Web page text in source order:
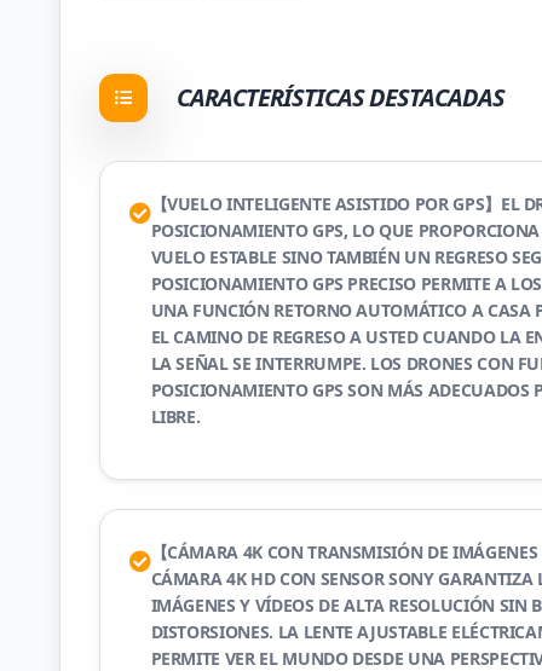
CARACTERÍSTICAS DESTACADAS
【VUELO INTELIGENTE ASISTIDO POR GPS】EL
POSICIONAMIENTO GPS, LO QUE
VUELO ESTABLE SINO TAMBIÉN UN REGRESO
POSICIONAMIENTO GPS PRECISO PERMITE A
UNA FUNCIÓN RETORNO AUTOMÁTICO A CASA
EL CAMINO DE REGRESO A USTED CUANDO LA
LA SEÑAL SE INTERRUMPE. LOS DRONES CON
POSICIONAMIENTO GPS SON MÁS ADECUADOS
LIBRE.
【CÁMARA 4K CON TRANSMISIÓN DE IMÁGENES
CÁMARA 4K HD CON SENSOR SONY GARANTIZA
IMÁGENES Y VÍDEOS DE ALTA RESOLUCIÓN SIN
DISTORSIONES. LA LENTE AJUSTABLE
PERMITE VER EL MUNDO DESDE UNA